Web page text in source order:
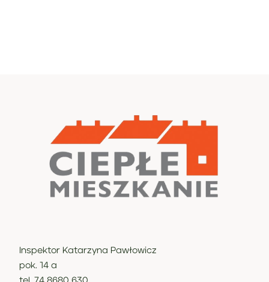
Inspektor Katarzyna Pawłowicz
pok. 14 a